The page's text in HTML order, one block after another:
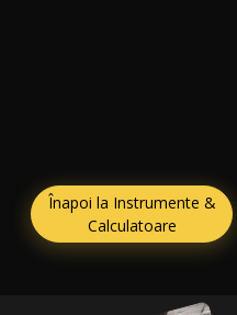
Înapoi la Instrumente &
Calculatoare